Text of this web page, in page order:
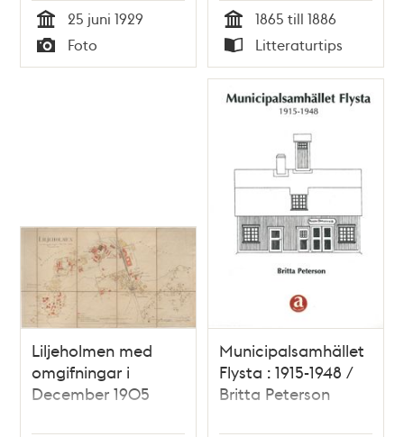
Tid
25 juni 1929
Typ
Foto Tid
1865 till 1886
Typ
Litteraturtips
Liljeholmen med
omgifningar i
December 1905
Municipalsamhället
Flysta : 1915-1948 /
Britta Peterson